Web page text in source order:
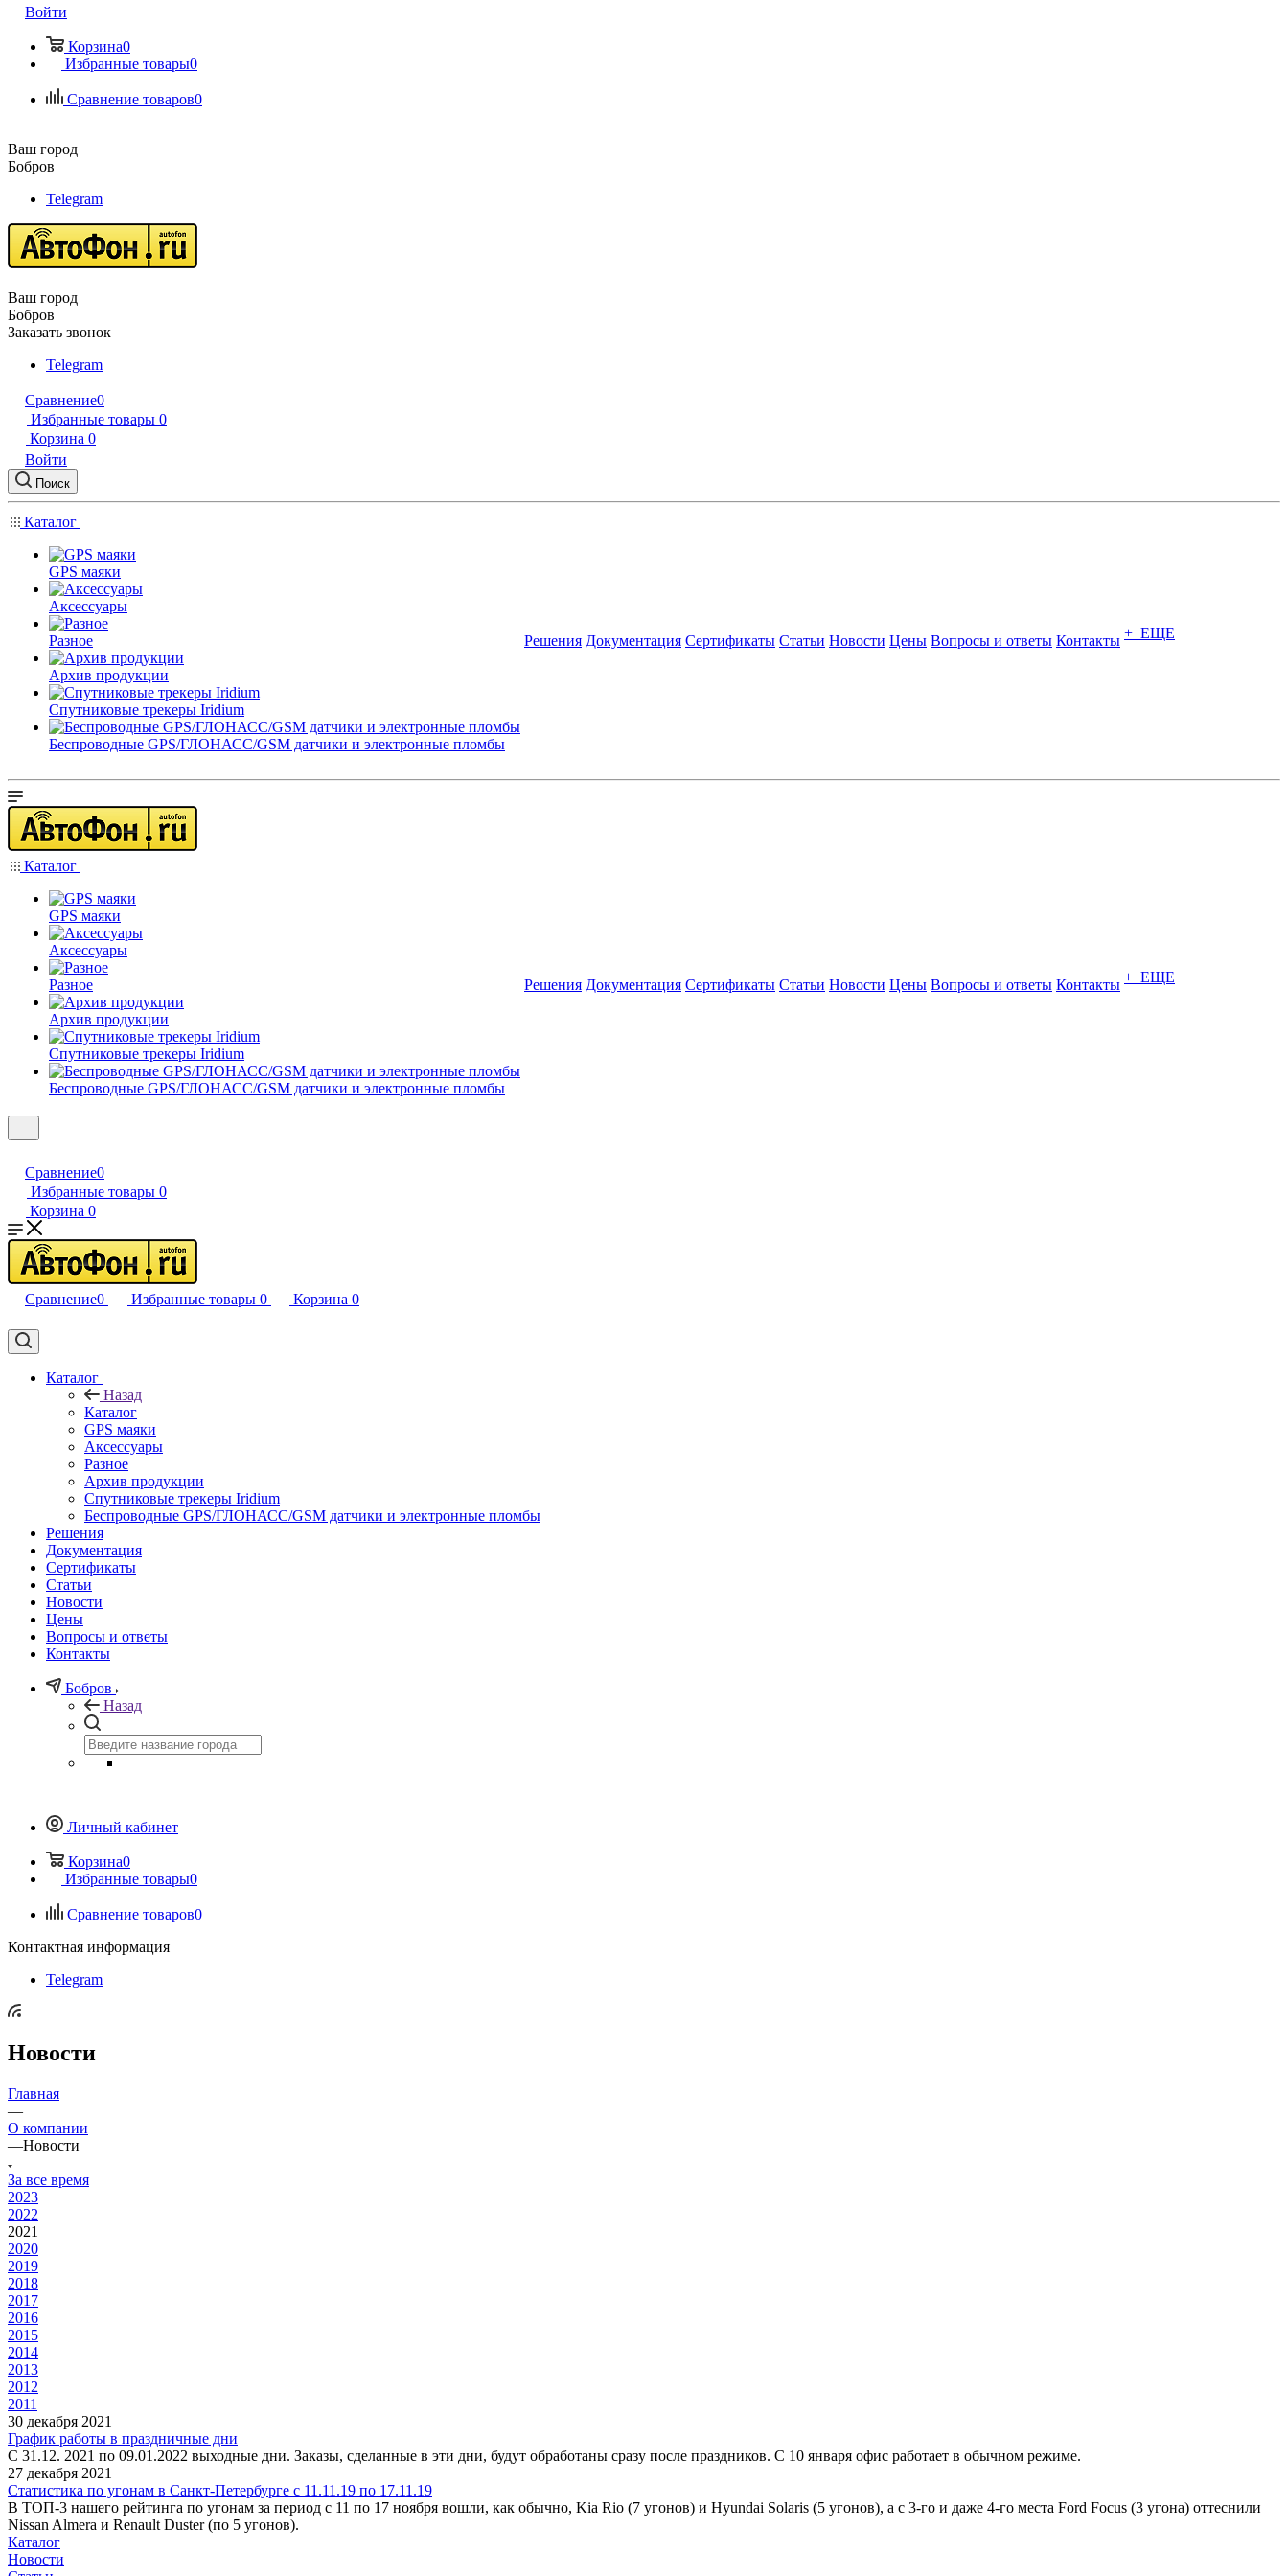
Войти
Корзина0
Избранные товары0
Сравнение товаров0
Ваш город
Бобров
Telegram
Ваш город
Бобров
Заказать звонок
Telegram
Сравнение0
Избранные товары 0
Корзина 0
Войти
Поиск
Каталог
GPS маяки
Аксессуары
Разное
Архив продукции
Спутниковые трекеры Iridium
Беспроводные GPS/ГЛОНАСС/GSM датчики и электронные пломбы
Решения Документация Сертификаты Статьи Новости Цены Вопросы и ответы Контакты + ЕЩЕ
Каталог
GPS маяки
Аксессуары
Разное
Архив продукции
Спутниковые трекеры Iridium
Беспроводные GPS/ГЛОНАСС/GSM датчики и электронные пломбы
Решения Документация Сертификаты Статьи Новости Цены Вопросы и ответы Контакты + ЕЩЕ
Сравнение0
Избранные товары 0
Корзина 0
Сравнение0 Избранные товары 0 Корзина 0
Каталог
Назад
Каталог
GPS маяки
Аксессуары
Разное
Архив продукции
Спутниковые трекеры Iridium
Беспроводные GPS/ГЛОНАСС/GSM датчики и электронные пломбы
Решения
Документация
Сертификаты
Статьи
Новости
Цены
Вопросы и ответы
Контакты
Бобров
Назад
Личный кабинет
Корзина0
Избранные товары0
Сравнение товаров0
Контактная информация
Telegram
Новости
Главная
—
О компании
—Новости
За все время
2023
2022
2021
2020
2019
2018
2017
2016
2015
2014
2013
2012
2011
30 декабря 2021
График работы в праздничные дни
С 31.12. 2021 по 09.01.2022 выходные дни. Заказы, сделанные в эти дни, будут обработаны сразу после праздников. С 10 января офис работает в обычном режиме.
27 декабря 2021
Статистика по угонам в Санкт-Петербурге с 11.11.19 по 17.11.19
В ТОП-3 нашего рейтинга по угонам за период с 11 по 17 ноября вошли, как обычно, Kia Rio (7 угонов) и Hyundai Solaris (5 угонов), а с 3-го и даже 4-го места Ford Focus (3 угона) оттеснили
Nissan Almera и Renault Duster (по 5 угонов).
Каталог
Новости